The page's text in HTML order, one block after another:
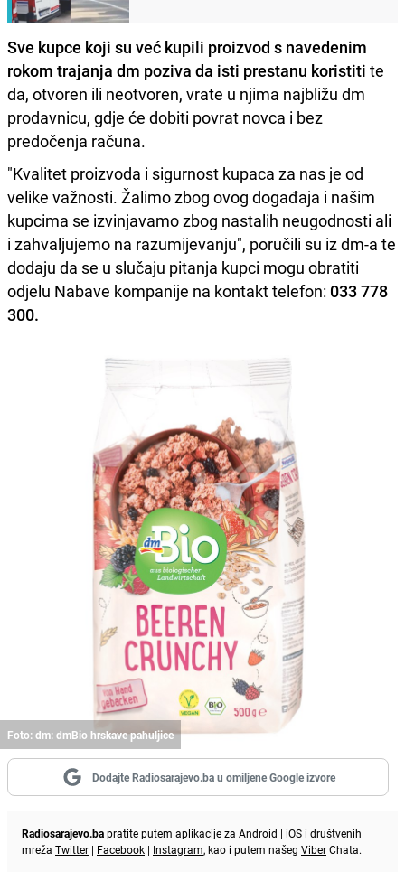
Sve kupce koji su već kupili proizvod s navedenim
rokom trajanja dm poziva da isti prestanu koristiti te
da, otvoren ili neotvoren, vrate u njima najbližu dm
prodavnicu, gdje će dobiti povrat novca i bez
predočenja računa.
"Kvalitet proizvoda i sigurnost kupaca za nas je od
velike važnosti. Žalimo zbog ovog događaja i našim
kupcima se izvinjavamo zbog nastalih neugodnosti ali
i zahvaljujemo na razumijevanju", poručili su iz dm-a te
dodaju da se u slučaju pitanja kupci mogu obratiti
odjelu Nabave kompanije na kontakt telefon: 033 778
300.
Foto: dm: dmBio hrskave pahuljice
Dodajte Radiosarajevo.ba u omiljene Google izvore
Radiosarajevo.bapratite putem aplikacije za Android | iOS i društvenih
mreža Twitter | Facebook | Instagram, kao i putem našeg ViberChata.